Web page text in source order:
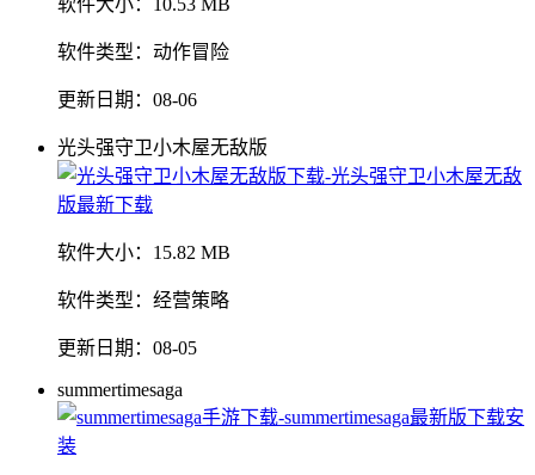
软件大小： 10.53 MB
软件类型： 动作冒险
更新日期： 08-06
光头强守卫小木屋无敌版
软件大小： 15.82 MB
软件类型： 经营策略
更新日期： 08-05
summertimesaga